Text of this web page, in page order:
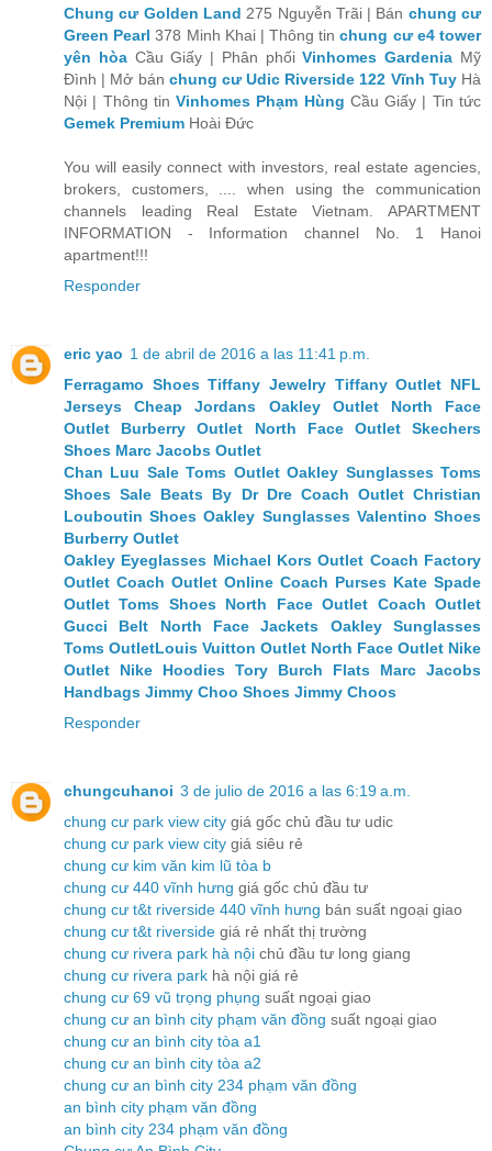
Chung cư Golden Land 275 Nguyễn Trãi | Bán chung cư
Green Pearl 378 Minh Khai | Thông tinchung cư e4 tower
yên hòaCầu Giấy | Phân phốiVinhomes Gardenia Mỹ
Đình | Mở bán chung cư Udic Riverside 122 Vĩnh TuyHà
Nội | Thông tinVinhomes Phạm Hùng Cầu Giấy | Tin tức
Gemek Premium Hoài Đức
You will easily connect with investors, real estate agencies,
brokers, customers, .... when using the communication
channels leading Real Estate Vietnam. APARTMENT
INFORMATION - Information channel No. 1 Hanoi
apartment!!!
Responder
eric yao 1 de abril de 2016 a las 11:41 p.m.
Ferragamo Shoes Tiffany Jewelry Tiffany Outlet NFL
Jerseys
Cheap Jordans Oakley Outlet
North Face
Outlet
Burberry Outlet North Face Outlet
Skechers
Shoes Marc Jacobs Outlet
Chan Luu Sale Toms Outlet Oakley Sunglasses Toms
Shoes Sale Beats By Dr Dre Coach Outlet Christian
Louboutin Shoes Oakley Sunglasses Valentino Shoes
Burberry Outlet
Oakley Eyeglasses Michael Kors Outlet Coach Factory
Outlet Coach Outlet Online Coach Purses Kate Spade
Outlet Toms Shoes North Face Outlet Coach Outlet
Gucci Belt
North Face Jackets
Oakley Sunglasses
Toms OutletLouis Vuitton Outlet North Face Outlet Nike
Outlet
Nike Hoodies Tory Burch Flats
Marc Jacobs
Handbags Jimmy Choo Shoes Jimmy Choos
Responder
chungcuhanoi 3 de julio de 2016 a las 6:19 a.m.
chung cư park view city giá gốc chủ đầu tư udic
chung cư park view city giá siêu rẻ
chung cư kim văn kim lũ tòa b
chung cư 440 vĩnh hưng giá gốc chủ đầu tư
chung cư t&t riverside 440 vĩnh hưng bán suất ngoại giao
chung cư t&t riverside giá rẻ nhất thị trường
chung cư rivera park hà nội chủ đầu tư long giang
chung cư rivera park hà nội giá rẻ
chung cư 69 vũ trọng phụng suất ngoại giao
chung cư an bình city phạm văn đồng suất ngoại giao
chung cư an bình city tòa a1
chung cư an bình city tòa a2
chung cư an bình city 234 phạm văn đồng
an bình city phạm văn đồng
an bình city 234 phạm văn đồng